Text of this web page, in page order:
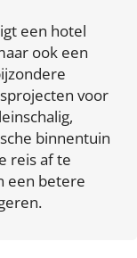
een hotel
ook een
voor
binnentuin
reis af te
een betere